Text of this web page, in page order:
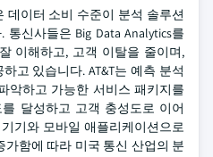
데이터 소비 수준이 분석 솔루션
통신사들은 Big Data Analytics를
이해하고, 고객 이탈을 줄이며,
고 있습니다. AT&T는 예측 분석
악하고 가능한 서비스 패키지를
달성하고 고객 충성도로 이어
기와 모바일 애플리케이션으로
가함에 따라 미국 통신 산업의 분